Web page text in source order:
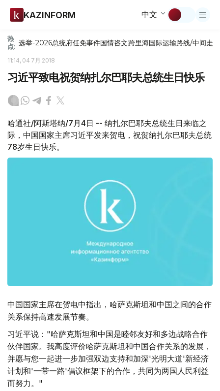
KAZINFORM 中文
热
点: 选举-2026总统府任免事件国情咨文跨里海国际运输路线/中间走廊
11:14, 04 7月 2018
习近平致电祝贺纳扎尔巴耶夫总统生日快乐
哈通社/阿斯塔纳/7月4日 -- 纳扎尔巴耶夫总统生日来临之
际，中国国家主席习近平发来贺电，祝贺纳扎尔巴耶夫总统
78岁生日快乐。
中国国家主席在贺电中指出，哈萨克斯坦和中国之间的合作
关系保持高速发展节奏。
习近平说："哈萨克斯坦和中国是睦邻友好和多边战略合作
伙伴国家。我高度评价哈萨克斯坦和中国合作关系的发展，
并愿与您一起进一步加强双边支持和加深'光明大道'新经济
计划和'一带一路'倡议框架下的合作，共同为两国人民利益
而努力。"